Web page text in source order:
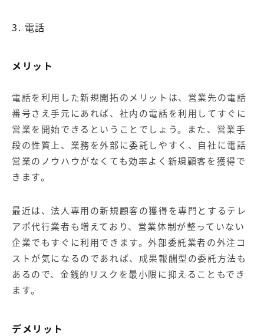
3. 電話
メリット
電話を利用した新規開拓のメリットは、営業先の電話
番号さえ手元にあれば、社内の電話を利用してすぐに
営業を開始できるということでしょう。また、営業手
段の性質上、業務を外部に委託しやすく、自社に電話
営業のノウハウがなくても効率よく新規顧客を獲得で
きます。
最近は、法人専用の新規顧客の獲得を専門とするテレ
アポ代行業者も増えており、営業体制が整っていない
企業でもすぐに利用できます。外部委託業者の外注コ
ストが気になるのであれば、成果報酬型の委託方法も
あるので、金銭的リスクを最小限に抑えることもでき
ます。
デメリット